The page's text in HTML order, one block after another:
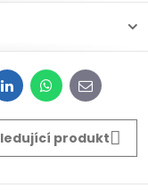
LinkedInWhatsApp
E-
mail
produkt